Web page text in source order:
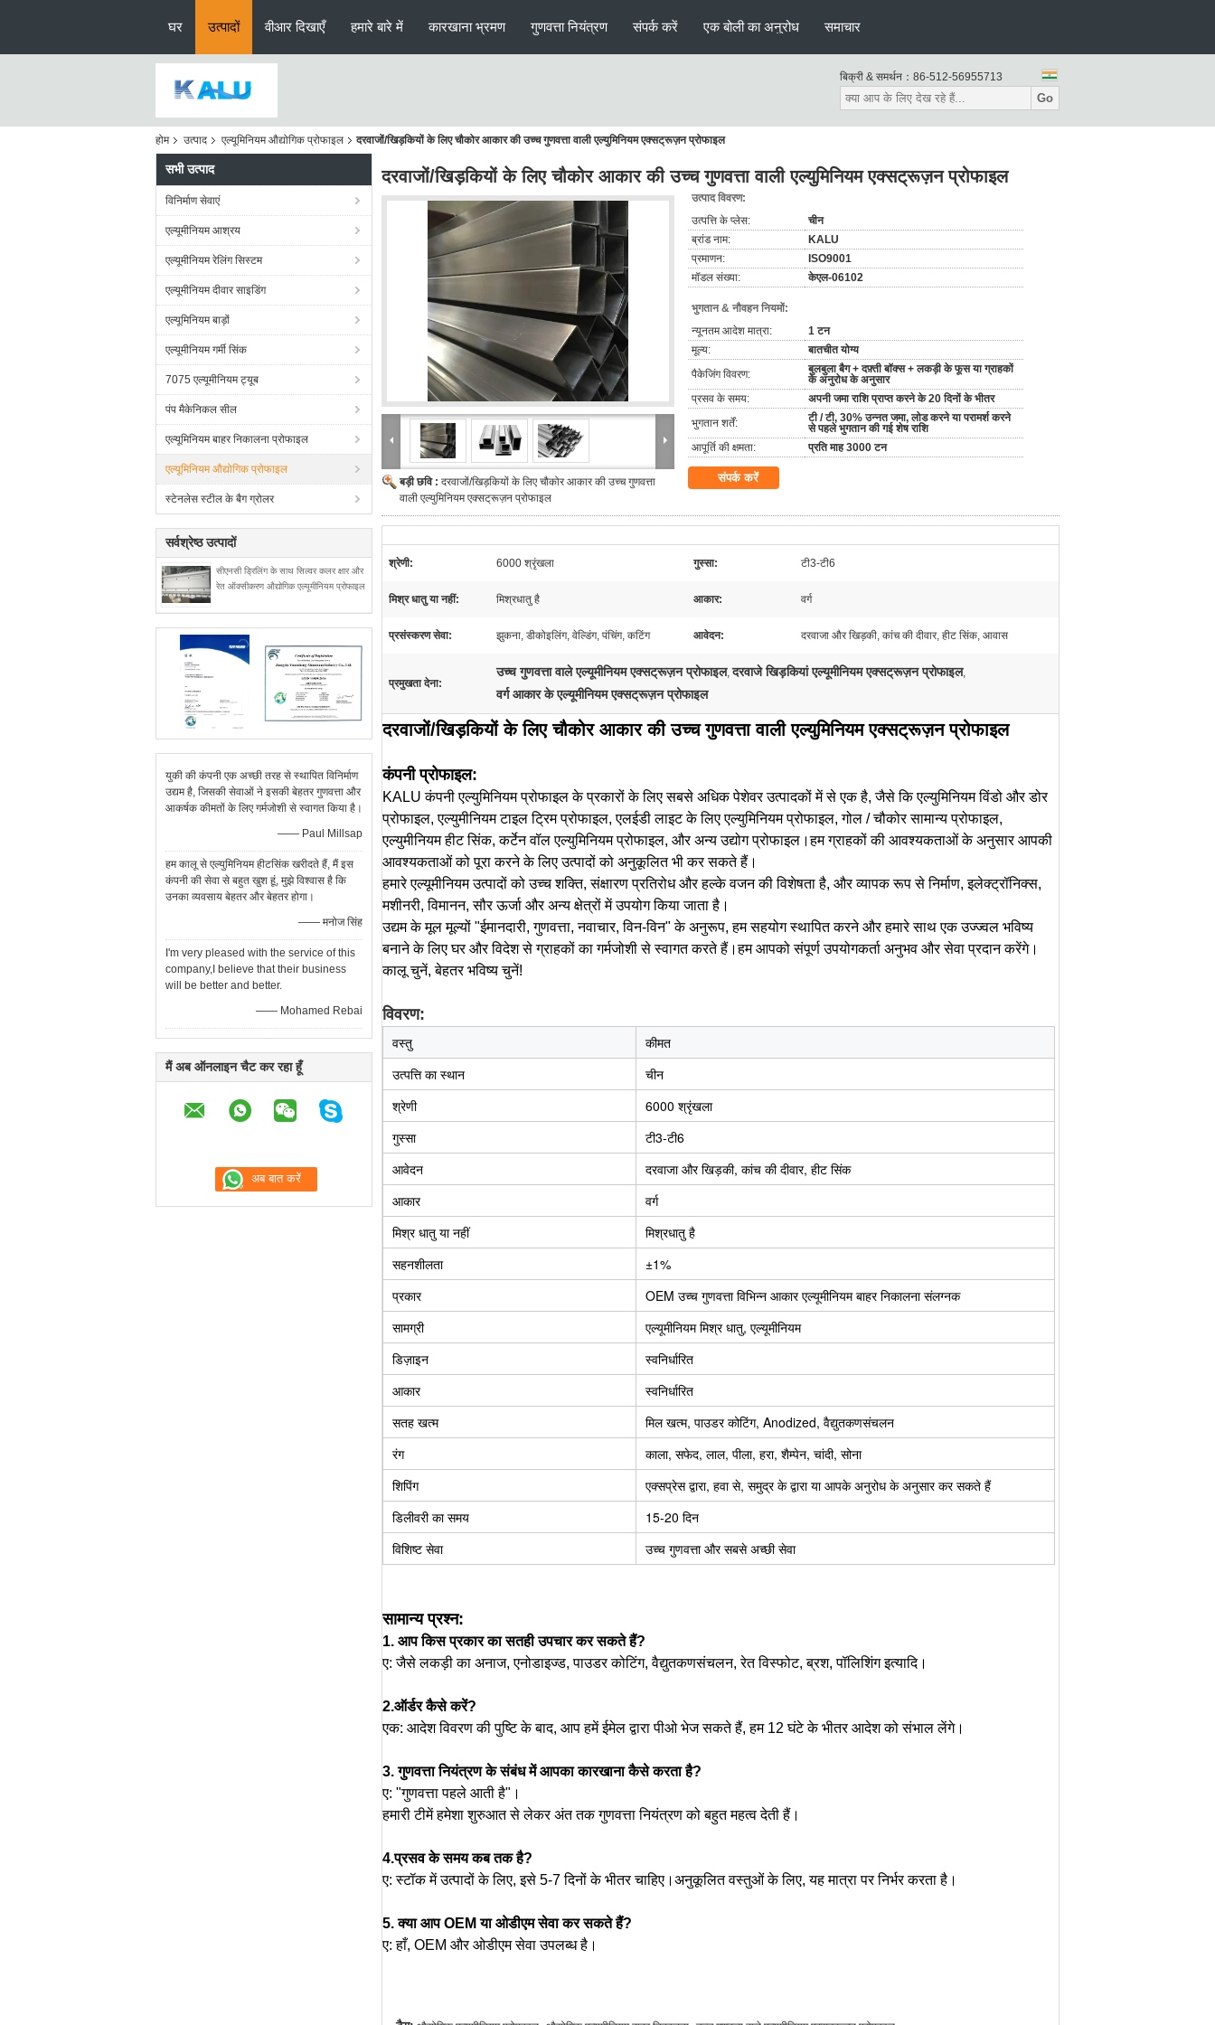
घर उत्पादों वीआर दिखाएँ हमारे बारे में कारखाना भ्रमण गुणवत्ता नियंत्रण संपर्क करें एक बोली का अनुरोध समाचार
बिक्री & समर्थन： 86-512-56955713
Go
होम उत्पाद एल्यूमिनियम औद्योगिक प्रोफाइल दरवाजों/खिड़कियों के लिए चौकोर आकार की उच्च गुणवत्ता वाली एल्युमिनियम एक्सट्रूज़न प्रोफाइल
सभी उत्पाद
विनिर्माण सेवाएं
एल्यूमीनियम आश्रय
एल्यूमीनियम रेलिंग सिस्टम
एल्यूमीनियम दीवार साइडिंग
एल्यूमिनियम बाड़ों
एल्यूमीनियम गर्मी सिंक
7075 एल्यूमीनियम ट्यूब
पंप मैकेनिकल सील
एल्यूमिनियम बाहर निकालना प्रोफाइल
एल्यूमिनियम औद्योगिक प्रोफाइल
स्टेनलेस स्टील के बैग ग्रोलर
सर्वश्रेष्ठ उत्पादों
सीएनसी ड्रिलिंग के साथ सिल्वर कलर क्षार और
रेत ऑक्सीकरण औद्योगिक एल्यूमीनियम प्रोफाइल
युकी की कंपनी एक अच्छी तरह से स्थापित विनिर्माण
उद्यम है, जिसकी सेवाओं ने इसकी बेहतर गुणवत्ता और
आकर्षक कीमतों के लिए गर्मजोशी से स्वागत किया है।
—— Paul Millsap
हम कालू से एल्युमिनियम हीटसिंक खरीदते हैं, मैं इस
कंपनी की सेवा से बहुत खुश हूं, मुझे विश्वास है कि
उनका व्यवसाय बेहतर और बेहतर होगा।
—— मनोज सिंह
I'm very pleased with the service of this
company,I believe that their business
will be better and better.
—— Mohamed Rebai
मैं अब ऑनलाइन चैट कर रहा हूँ
दरवाजों/खिड़कियों के लिए चौकोर आकार की उच्च गुणवत्ता वाली एल्युमिनियम एक्सट्रूज़न प्रोफाइल
बड़ी छवि : दरवाजों/खिड़कियों के लिए चौकोर आकार की उच्च गुणवत्ता
वाली एल्युमिनियम एक्सट्रूज़न प्रोफाइल
उत्पाद विवरण:
उत्पत्ति के प्लेस:
चीन
ब्रांड नाम:
KALU
प्रमाणन:
ISO9001
मॉडल संख्या:
केएल-06102
भुगतान & नौवहन नियमों:
न्यूनतम आदेश मात्रा:
1 टन
मूल्य:
बातचीत योग्य
पैकेजिंग विवरण:
बुलबुला बैग + दफ़्ती बॉक्स + लकड़ी के फूस या ग्राहकों
के अनुरोध के अनुसार
प्रसव के समय:
अपनी जमा राशि प्राप्त करने के 20 दिनों के भीतर
भुगतान शर्तें:
टी / टी, 30% उन्नत जमा, लोड करने या परामर्श करने
से पहले भुगतान की गई शेष राशि
आपूर्ति की क्षमता:
प्रति माह 3000 टन
संपर्क करें
श्रेणी: 6000 श्रृंखला गुस्सा: टी3-टी6
मिश्र धातु या नहीं: मिश्रधातु है आकार: वर्ग
प्रसंस्करण सेवा: झुकना, डीकोइलिंग, वेल्डिंग, पंचिंग, कटिंग आवेदन: दरवाजा और खिड़की, कांच की दीवार, हीट सिंक, आवास
प्रमुखता देना:
उच्च गुणवत्ता वाले एल्यूमीनियम एक्सट्रूज़न प्रोफाइल,दरवाजे खिड़कियां एल्यूमीनियम एक्सट्रूज़न प्रोफाइल,
वर्ग आकार के एल्यूमीनियम एक्सट्रूज़न प्रोफाइल
दरवाजों/खिड़कियों के लिए चौकोर आकार की उच्च गुणवत्ता वाली एल्युमिनियम एक्सट्रूज़न प्रोफाइल
कंपनी प्रोफाइल:
KALU कंपनी एल्युमिनियम प्रोफाइल के प्रकारों के लिए सबसे अधिक पेशेवर उत्पादकों में से एक है, जैसे कि एल्युमिनियम विंडो और डोर
प्रोफाइल, एल्युमीनियम टाइल ट्रिम प्रोफाइल, एलईडी लाइट के लिए एल्युमिनियम प्रोफाइल, गोल / चौकोर सामान्य प्रोफाइल,
एल्युमीनियम हीट सिंक, कर्टेन वॉल एल्युमिनियम प्रोफाइल, और अन्य उद्योग प्रोफाइल।हम ग्राहकों की आवश्यकताओं के अनुसार आपकी
आवश्यकताओं को पूरा करने के लिए उत्पादों को अनुकूलित भी कर सकते हैं।
हमारे एल्यूमीनियम उत्पादों को उच्च शक्ति, संक्षारण प्रतिरोध और हल्के वजन की विशेषता है, और व्यापक रूप से निर्माण, इलेक्ट्रॉनिक्स,
मशीनरी, विमानन, सौर ऊर्जा और अन्य क्षेत्रों में उपयोग किया जाता है।
उद्यम के मूल मूल्यों "ईमानदारी, गुणवत्ता, नवाचार, विन-विन" के अनुरूप, हम सहयोग स्थापित करने और हमारे साथ एक उज्ज्वल भविष्य
बनाने के लिए घर और विदेश से ग्राहकों का गर्मजोशी से स्वागत करते हैं।हम आपको संपूर्ण उपयोगकर्ता अनुभव और सेवा प्रदान करेंगे।
कालू चुनें, बेहतर भविष्य चुनें!
विवरण:
वस्तु
कीमत
उत्पत्ति का स्थान
चीन
श्रेणी
6000 श्रृंखला
गुस्सा
टी3-टी6
आवेदन
दरवाजा और खिड़की, कांच की दीवार, हीट सिंक
आकार
वर्ग
मिश्र धातु या नहीं
मिश्रधातु है
सहनशीलता
±1%
प्रकार
OEM उच्च गुणवत्ता विभिन्न आकार एल्यूमीनियम बाहर निकालना संलग्नक
सामग्री
एल्यूमीनियम मिश्र धातु, एल्यूमीनियम
डिज़ाइन
स्वनिर्धारित
आकार
स्वनिर्धारित
सतह खत्म
मिल खत्म, पाउडर कोटिंग, Anodized, वैद्युतकणसंचलन
रंग
काला, सफेद, लाल, पीला, हरा, शैम्पेन, चांदी, सोना
शिपिंग
एक्सप्रेस द्वारा, हवा से, समुद्र के द्वारा या आपके अनुरोध के अनुसार कर सकते हैं
डिलीवरी का समय
15-20 दिन
विशिष्ट सेवा
उच्च गुणवत्ता और सबसे अच्छी सेवा
सामान्य प्रश्न:
1. आप किस प्रकार का सतही उपचार कर सकते हैं?
ए: जैसे लकड़ी का अनाज, एनोडाइज्ड, पाउडर कोटिंग, वैद्युतकणसंचलन, रेत विस्फोट, ब्रश, पॉलिशिंग इत्यादि।
2.ऑर्डर कैसे करें?
एक: आदेश विवरण की पुष्टि के बाद, आप हमें ईमेल द्वारा पीओ भेज सकते हैं, हम 12 घंटे के भीतर आदेश को संभाल लेंगे।
3. गुणवत्ता नियंत्रण के संबंध में आपका कारखाना कैसे करता है?
ए: "गुणवत्ता पहले आती है"।
हमारी टीमें हमेशा शुरुआत से लेकर अंत तक गुणवत्ता नियंत्रण को बहुत महत्व देती हैं।
4.प्रसव के समय कब तक है?
ए: स्टॉक में उत्पादों के लिए, इसे 5-7 दिनों के भीतर चाहिए।अनुकूलित वस्तुओं के लिए, यह मात्रा पर निर्भर करता है।
5. क्या आप OEM या ओडीएम सेवा कर सकते हैं?
ए: हाँ, OEM और ओडीएम सेवा उपलब्ध है।